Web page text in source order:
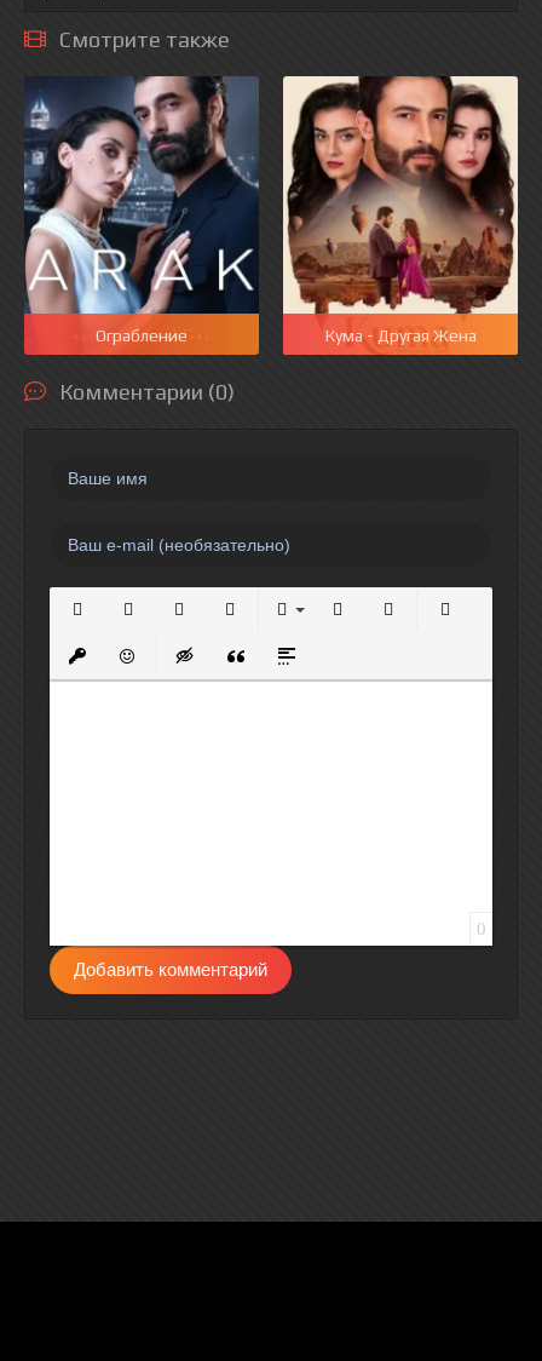
Смотрите также
Ограбление Кума - Другая Жена
Комментарии (0)
Вставить защищенную ссылку
Вставить смайлик
Вставка скрытого текста
Вставка цитаты
Вставка спойлера
0
Добавить комментарий